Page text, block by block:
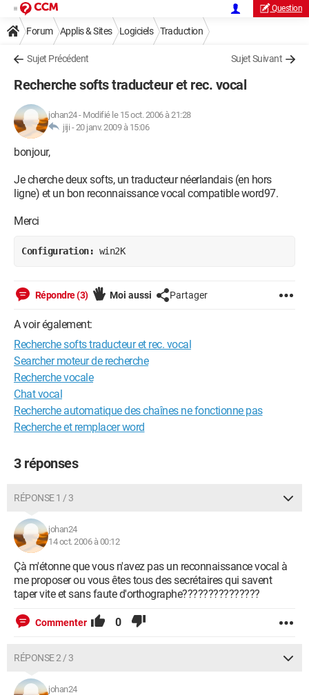
Question
Forum Applis & Sites Logiciels Traduction
Sujet Précédent Sujet Suivant
Recherche softs traducteur et rec. vocal
johan24- Modifié le 15 oct. 2006 à 21:28
jiji -20 janv. 2009 à 15:06
bonjour,
Je cherche deux softs, un traducteur néerlandais (en hors
ligne) et un bon reconnaissance vocal compatible word97.
Merci
Configuration: win2K
Répondre (3) Moi aussi Partager
A voir également:
Recherche softs traducteur et rec. vocal
Searcher moteur de recherche
Recherche vocale
Chat vocal
Recherche automatique des chaînes ne fonctionne pas
Recherche et remplacer word
3 réponses
RÉPONSE 1 / 3
johan24
14 oct. 2006 à 00:12
Çà m'étonne que vous n'avez pas un reconnaissance vocal à
me proposer ou vous êtes tous des secrétaires qui savent
taper vite et sans faute d'orthographe???????????????
Commenter 0
RÉPONSE 2 / 3
johan24